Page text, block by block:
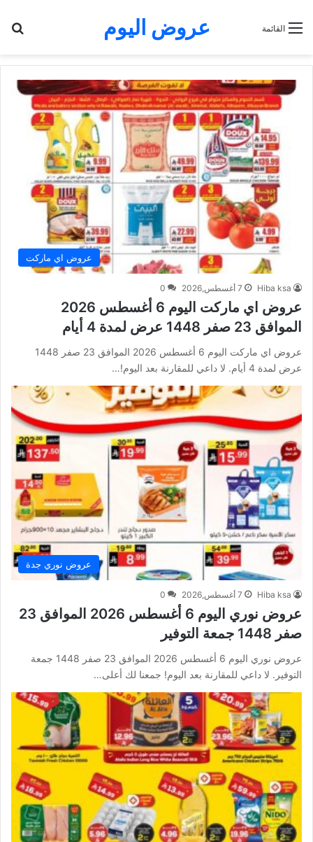
عروض اليوم القائمة
عروض اي ماركت
Hiba ksa 7 أغسطس,2026 0
عروض اي ماركت اليوم 6 أغسطس 2026
الموافق 23 صفر 1448 عرض لمدة 4 أيام
عروض اي ماركت اليوم 6 أغسطس 2026 الموافق 23 صفر 1448
عرض لمدة 4 أيام. لا داعي للمقارنة بعد اليوم!…
عروض نوري جدة
Hiba ksa 7 أغسطس,2026 0
عروض نوري اليوم 6 أغسطس 2026 الموافق 23
صفر 1448 جمعة التوفير
عروض نوري اليوم 6 أغسطس 2026 الموافق 23 صفر 1448 جمعة
التوفير. لا داعي للمقارنة بعد اليوم! جمعنا لك أعلى…